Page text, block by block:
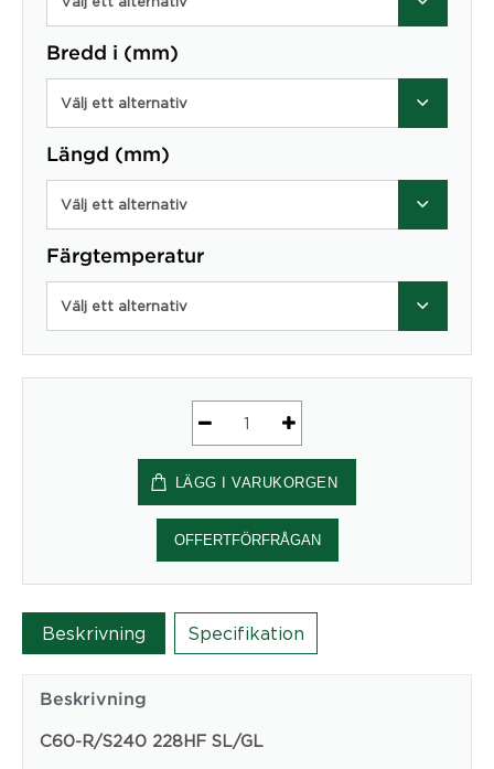
Bredd i (mm)
Välj ett alternativ
Längd (mm)
Välj ett alternativ
Färgtemperatur
Välj ett alternativ
Industribelysning
C60-
S|C60-
SLED
mängd
LÄGG I VARUKORGEN
OFFERTFÖRFRÅGAN
Beskrivning Specifikation
Beskrivning
C60-R/S240 228HF SL/GL